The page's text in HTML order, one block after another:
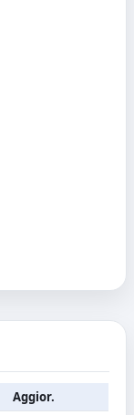
Aggior.